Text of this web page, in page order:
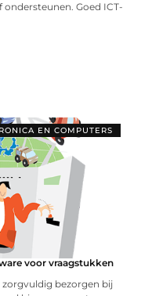
Goed ICT-
EN COMPUTERS
voor vraagstukken
bezorgen bij